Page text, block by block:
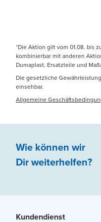
*Die Aktion gilt vom 01.08. bis
kombinierbar mit anderen
Dumaplast, Ersatzteile und
Die gesetzliche
einsehbar.
Allgemeine
Wie können wir
Dir weiterhelfen?
Kundendienst